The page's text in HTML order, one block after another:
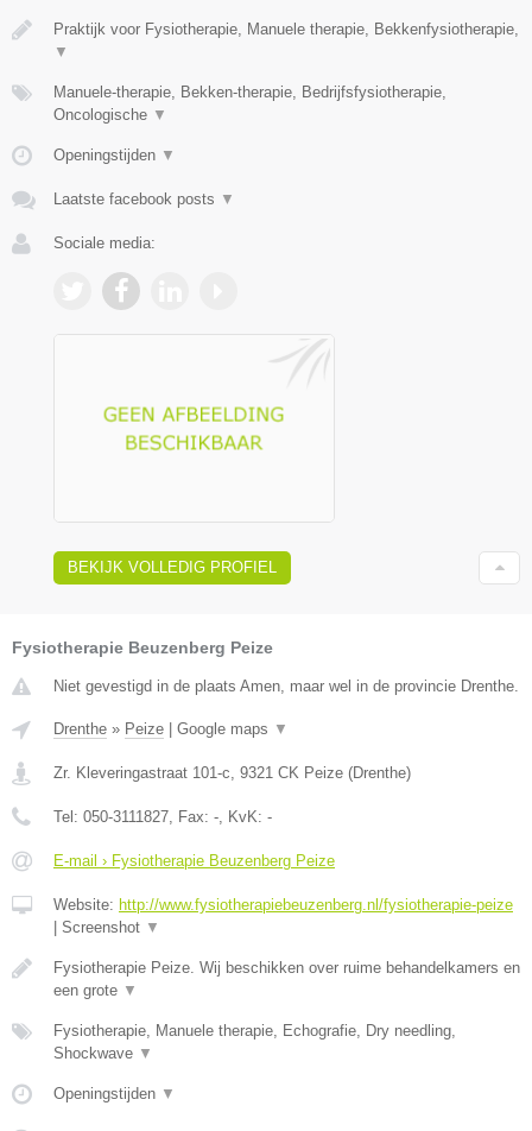
Praktijk voor Fysiotherapie, Manuele therapie, Bekkenfysiotherapie,
▼
Manuele-therapie, Bekken-therapie, Bedrijfsfysiotherapie,
Oncologische ▼
Openingstijden ▼
Laatste facebook posts ▼
Sociale media:
BEKIJK VOLLEDIG PROFIEL
Fysiotherapie Beuzenberg Peize
Niet gevestigd in de plaats Amen, maar wel in de provincie Drenthe.
Drenthe » Peize Google maps ▼
Zr. Kleveringastraat 101-c 9321 CK Peize (Drenthe)
Tel: 050-3111827 , Fax: - , KvK: -
E-mail › Fysiotherapie Beuzenberg Peize
Website: http://www.fysiotherapiebeuzenberg.nl/fysiotherapie-peize
Screenshot ▼
Fysiotherapie Peize. Wij beschikken over ruime behandelkamers en
een grote ▼
Fysiotherapie, Manuele therapie, Echografie, Dry needling,
Shockwave ▼
Openingstijden ▼